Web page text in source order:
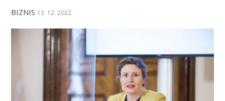
BIZNIS 13. 12. 2022.